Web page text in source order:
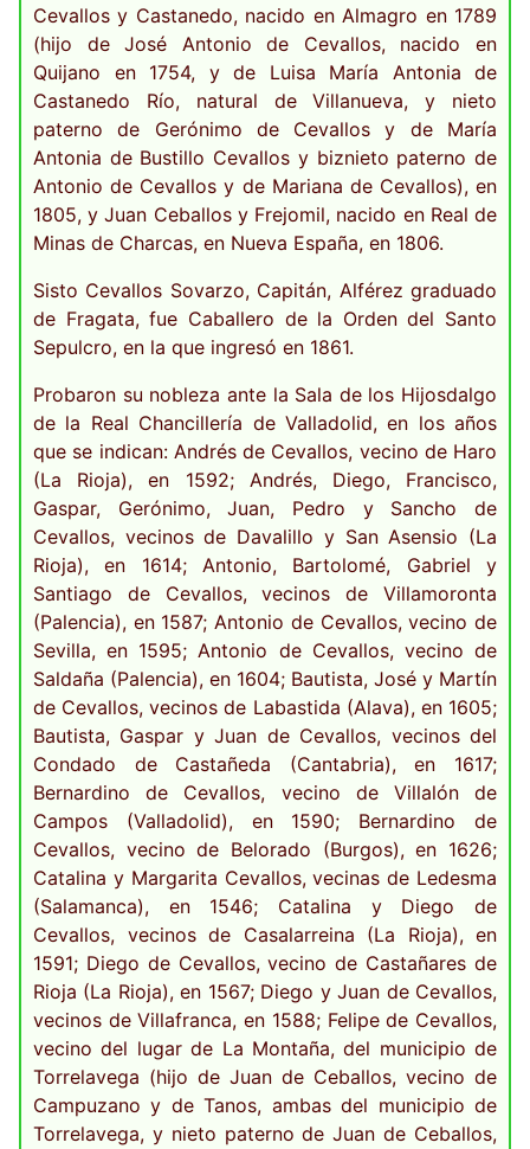
Cevallos y Castanedo, nacido en Almagro en 1789
(hijo de José Antonio de Cevallos, nacido en
Quijano en 1754, y de Luisa María Antonia de
Castanedo Río, natural de Villanueva, y nieto
paterno de Gerónimo de Cevallos y de María
Antonia de Bustillo Cevallos y biznieto paterno de
Antonio de Cevallos y de Mariana de Cevallos), en
1805, y Juan Ceballos y Frejomil, nacido en Real de
Minas de Charcas, en Nueva España, en 1806.
Sisto Cevallos Sovarzo, Capitán, Alférez graduado
de Fragata, fue Caballero de la Orden del Santo
Sepulcro, en la que ingresó en 1861.
Probaron su nobleza ante la Sala de los Hijosdalgo
de la Real Chancillería de Valladolid, en los años
que se indican: Andrés de Cevallos, vecino de Haro
(La Rioja), en 1592; Andrés, Diego, Francisco,
Gaspar, Gerónimo, Juan, Pedro y Sancho de
Cevallos, vecinos de Davalillo y San Asensio (La
Rioja), en 1614; Antonio, Bartolomé, Gabriel y
Santiago de Cevallos, vecinos de Villamoronta
(Palencia), en 1587; Antonio de Cevallos, vecino de
Sevilla, en 1595; Antonio de Cevallos, vecino de
Saldaña (Palencia), en 1604; Bautista, José y Martín
de Cevallos, vecinos de Labastida (Alava), en 1605;
Bautista, Gaspar y Juan de Cevallos, vecinos del
Condado de Castañeda (Cantabria), en 1617;
Bernardino de Cevallos, vecino de Villalón de
Campos (Valladolid), en 1590; Bernardino de
Cevallos, vecino de Belorado (Burgos), en 1626;
Catalina y Margarita Cevallos, vecinas de Ledesma
(Salamanca), en 1546; Catalina y Diego de
Cevallos, vecinos de Casalarreina (La Rioja), en
1591; Diego de Cevallos, vecino de Castañares de
Rioja (La Rioja), en 1567; Diego y Juan de Cevallos,
vecinos de Villafranca, en 1588; Felipe de Cevallos,
vecino del lugar de La Montaña, del municipio de
Torrelavega (hijo de Juan de Ceballos, vecino de
Campuzano y de Tanos, ambas del municipio de
Torrelavega, y nieto paterno de Juan de Ceballos,